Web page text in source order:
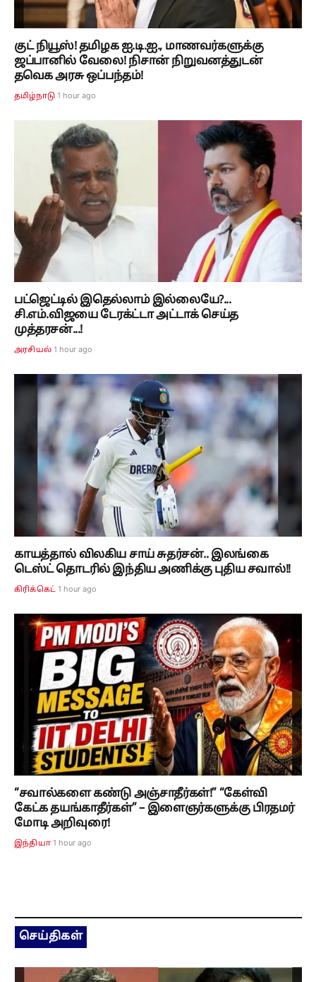
குட் நியூஸ்! தமிழக ஐ.டி.ஐ., மாணவர்களுக்கு
ஜப்பானில் வேலை! நிசான் நிறுவனத்துடன்
தவெக அரசு ஒப்பந்தம்!
தமிழ்நாடு 1 hour ago
பட்ஜெட்டில் இதெல்லாம் இல்லையே?...
சி.எம்.விஜயை டேரக்ட்டா அட்டாக் செய்த
முத்தரசன்...!
அரசியல் 1 hour ago
காயத்தால் விலகிய சாய் சுதர்சன்.. இலங்கை
டெஸ்ட் தொடரில் இந்திய அணிக்கு புதிய சவால்!!
கிரிக்கெட் 1 hour ago
“சவால்களை கண்டு அஞ்சாதீர்கள்!” “கேள்வி
கேட்க தயங்காதீர்கள்” – இளைஞர்களுக்கு பிரதமர்
மோடி அறிவுரை!
இந்தியா 1 hour ago
செய்திகள்